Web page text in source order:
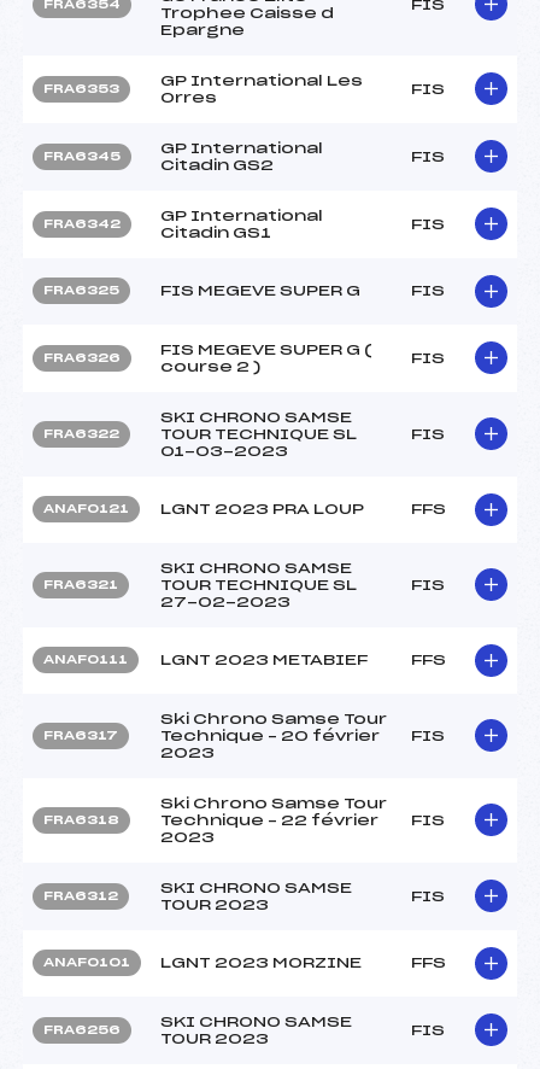
FRA6354
Trophee Caisse d
Epargne
FIS
FRA6353
GP International Les
Orres
FIS
FRA6345
GP International
Citadin GS2
FIS
FRA6342
GP International
Citadin GS1
FIS
FRA6325 FIS MEGEVE SUPER G FIS
FRA6326
FIS MEGEVE SUPER G (
course 2 )
FIS
FRA6322
SKI CHRONO SAMSE
TOUR TECHNIQUE SL
01-03-2023
FIS
ANAF0121 LGNT 2023 PRA LOUP FFS
FRA6321
SKI CHRONO SAMSE
TOUR TECHNIQUE SL
27-02-2023
FIS
ANAF0111 LGNT 2023 METABIEF FFS
FRA6317
Ski Chrono Samse Tour
Technique – 20 février
2023
FIS
FRA6318
Ski Chrono Samse Tour
Technique – 22 février
2023
FIS
FRA6312
SKI CHRONO SAMSE
TOUR 2023
FIS
ANAF0101 LGNT 2023 MORZINE FFS
FRA6256
SKI CHRONO SAMSE
TOUR 2023
FIS